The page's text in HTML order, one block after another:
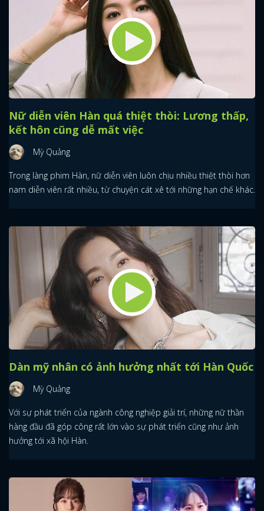
Nữ diễn viên Hàn quá thiệt thòi: Lương thấp,
kết hôn cũng dễ mất việc
Mỳ Quảng
Trong làng phim Hàn, nữ diễn viên luôn chịu nhiều thiệt thòi hơn
nam diễn viên rất nhiều, từ chuyện cát xê tới những hạn chế khác.
Dàn mỹ nhân có ảnh hưởng nhất tới Hàn Quốc
Mỳ Quảng
Với sự phát triển của ngành công nghiệp giải trí, những nữ thần
hàng đầu đã góp công rất lớn vào sự phát triển cũng như ảnh
hưởng tới xã hội Hàn.